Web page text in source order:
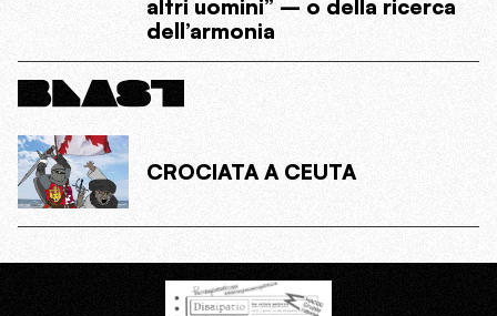
altri uomini” – o della ricerca
dell’armonia
CROCIATA A CEUTA